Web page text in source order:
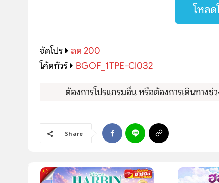
ทัวร์ต่างประเทศ
ทัวร์ในประเทศ
โหล
จัดโปร
ลด 200
โค้ดทัวร์
BGOF_1TPE-CI032
ต้องการโปรแกรมอื่น หรือต้องการเดินทางช่
Share